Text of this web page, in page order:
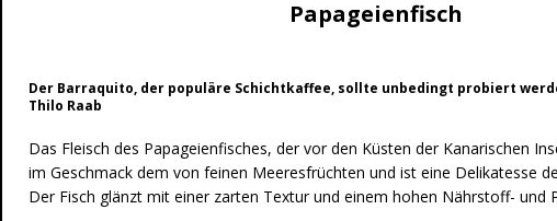
Papageienfisch
Der Barraquito, der populäre Schichtkaffee, sollte unbedingt probiert
Thilo Raab
Das Fleisch des Papageienfisches, der vor den Küsten der Kanarischen
im Geschmack dem von feinen Meeresfrüchten und ist eine Delikatesse
Der Fisch glänzt mit einer zarten Textur und einem hohen Nährstoff- und